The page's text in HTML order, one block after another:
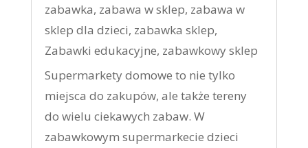
zabawka, zabawa w sklep, zabawa w
sklep dla dzieci, zabawka sklep,
Zabawki edukacyjne, zabawkowy sklep
Supermarkety domowe to nie tylko
miejsca do zakupów, ale także tereny
do wielu ciekawych zabaw. W
zabawkowym supermarkecie dzieci